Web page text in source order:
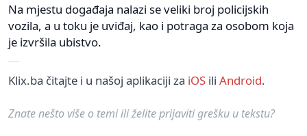
Na mjestu događaja nalazi se veliki broj policijskih
vozila, a u toku je uviđaj, kao i potraga za osobom koja
je izvršila ubistvo.
Klix.ba čitajte i u našoj aplikaciji za iOS ili Android.
Znate nešto više o temi ili želite prijaviti grešku u tekstu?